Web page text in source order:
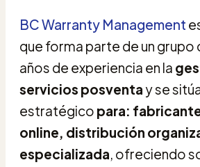
BC Warranty Management
que forma parte de un grupo
años de experiencia en la
servicios posventa y se
estratégico para:
online, distribución
especializada, ofreciendo